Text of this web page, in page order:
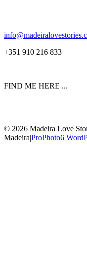
+351 910 216 833
FIND ME HERE ...
© 2026 Madeira Love
Madeira|ProPhoto6